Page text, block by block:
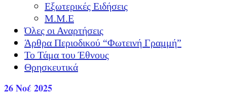
Εξωτερικές Ειδήσεις
Μ.Μ.Ε
Όλες οι Αναρτήσεις
Άρθρα Περιοδικού “Φωτεινή Γραμμή”
Το Τάμα του Έθνους
Θρησκευτικά
26Νοέ 2025